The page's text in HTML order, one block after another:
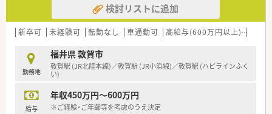
【職場環境と雰囲気】
■薬剤師と数名の事務スタッフが在籍しており、互いに協力し合
いながら和やかな雰囲気の中で日々の業務を行っています。
担を軽減できるサポート体制が構築されている職場です。
■充実した設備環境の中で落ち着いて業務を進めることができ、
患者様へのより良いサービス提供に集中できる環境です。
検討リストに追加
新卒可 未経験可 転勤なし 車通勤可 高給与(600万円以上)
勤務地
福井県 敦賀市
敦賀駅 (JR北陸本線)／敦賀駅 (JR小浜線)／敦賀駅 (ハピラインふく
い)
給与
年収450万円～600万円
※ご経験・ご年齢等を考慮のうえ決定